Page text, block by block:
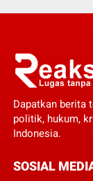
Dapatkan berita
politik, hukum,
Indonesia.
SOSIAL